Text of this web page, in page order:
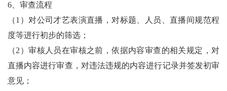
6、审查流程
（1）对公司才艺表演直播，对标题、人员、直播间规范程
度等进行初步的筛选；
（2）审核人员在审核之前，依据内容审查的相关规定，对
直播内容进行审查，对违法违规的内容进行记录并签发初审
意见；